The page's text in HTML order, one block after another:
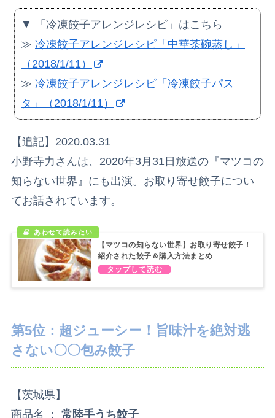
▼ 「冷凍餃子アレンジレシピ」はこちら
≫ 冷凍餃子アレンジレシピ「中華茶碗蒸し」
（2018/1/11）
≫ 冷凍餃子アレンジレシピ「冷凍餃子パス
タ」（2018/1/11）
【追記】2020.03.31
小野寺力さんは、2020年3月31日放送の『マツコの
知らない世界』にも出演。お取り寄せ餃子につい
てお話されています。
【マツコの知らない世界】お取り寄せ餃子！
紹介された餃子＆購入方法まとめ
第5位：超ジューシー！旨味汁を絶対逃
さない〇〇包み餃子
【茨城県】
商品名 ： 常陸手うち餃子